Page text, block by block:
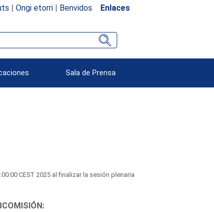
| Ongi etorri| Benvidos Enlaces
Sala de Prensa
CEST 2025 al finalizar la sesión plenaria